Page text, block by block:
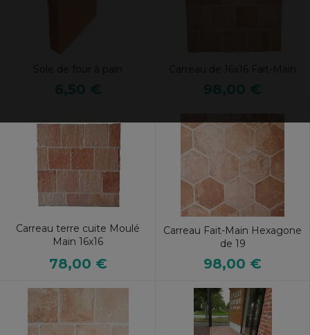
6,50 € 98,00 €
Carreau terre cuite Moulé
Main 16x16
78,00 €
Carreau Fait-Main Hexagone
de 19
98,00 €